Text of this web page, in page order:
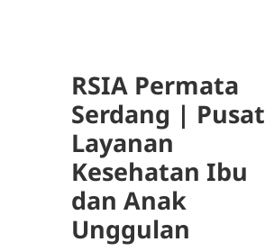
RSIA Permata
Serdang | Pusat
Layanan
Kesehatan Ibu
dan Anak
Unggulan